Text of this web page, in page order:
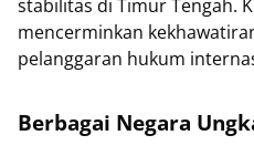
stabilitas di Timur Tengah.
mencerminkan
pelanggaran hukum
Berbagai Negara